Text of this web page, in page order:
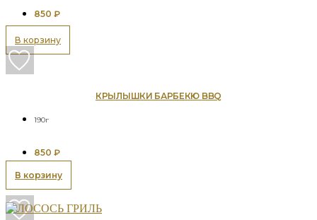
850 ₽
В корзину
КРЫЛЫШКИ БАРБЕКЮ BBQ
190г
850 ₽
В корзину